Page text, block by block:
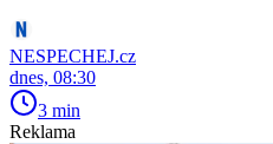
NESPECHEJ.cz
dnes, 08:30
3 min
Reklama